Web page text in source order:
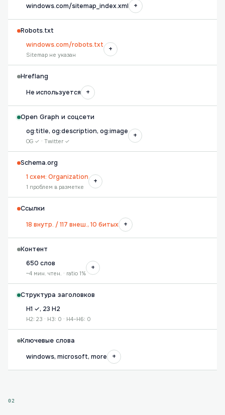
windows.com/sitemap_index.xml
+
Robots.txt
windows.com/robots.txt
Sitemap не указан
+
Hreflang
Не используется
+
Open Graph и соцсети
og:title, og:description, og:image
OG ✓ · Twitter ✓
+
Schema.org
1 схем: Organization
1 проблем в разметке
+
Ссылки
18 внутр. / 117 внеш., 10 битых
+
Контент
650 слов
~4 мин. чтен. · ratio 1%
+
Структура заголовков
H1 ✓, 23 H2
H2: 23 · H3: 0 · H4–H6: 0
Ключевые слова
windows, microsoft, more
+
02